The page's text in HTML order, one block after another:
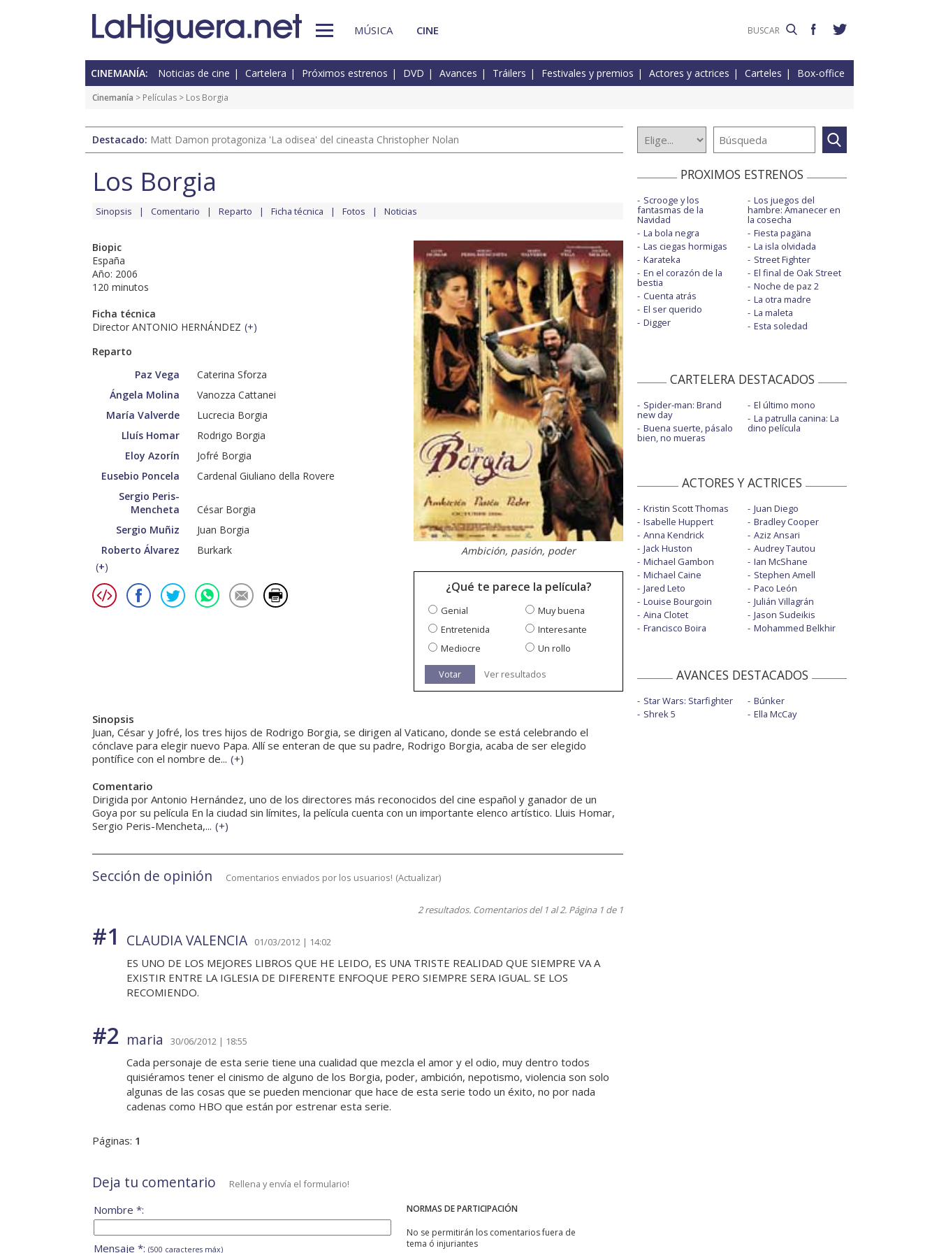
MÚSICA CINE
CINEMANÍA: Noticias de cine Cartelera Próximos estrenos DVD Avances Tráilers Festivales y premios Actores y actrices Carteles Box-office
Cinemanía > Películas > Los Borgia
Destacado: Matt Damon protagoniza 'La odisea' del cineasta Christopher Nolan
Los Borgia
Sinopsis Comentario Reparto Ficha técnica Fotos Noticias
Biopic
España
Año: 2006
120 minutos
Ficha técnica
Director ANTONIO HERNÁNDEZ (+)
Reparto
Paz Vega
Caterina Sforza
Ángela Molina
Vanozza Cattanei
María Valverde
Lucrecia Borgia
Lluís Homar
Rodrigo Borgia
Eloy Azorín
Jofré Borgia
Eusebio Poncela
Cardenal Giuliano della Rovere
Sergio Peris-
Mencheta
César Borgia
Sergio Muñiz
Juan Borgia
Roberto Álvarez
Burkark
(+)
Ambición, pasión, poder
¿Qué te parece la película?
Genial
Muy buena
Entretenida
Interesante
Mediocre
Un rollo
Votar Ver resultados
Sinopsis
Juan, César y Jofré, los tres hijos de Rodrigo Borgia, se dirigen al Vaticano, donde se está celebrando el
cónclave para elegir nuevo Papa. Allí se enteran de que su padre, Rodrigo Borgia, acaba de ser elegido
pontífice con el nombre de... (+)
Comentario
Dirigida por Antonio Hernández, uno de los directores más reconocidos del cine español y ganador de un
Goya por su película En la ciudad sin límites, la película cuenta con un importante elenco artístico. Lluis Homar,
Sergio Peris-Mencheta,... (+)
Sección de opinión Comentarios enviados por los usuarios! (Actualizar)
2 resultados. Comentarios del 1 al 2. Página 1 de 1
#1 CLAUDIA VALENCIA 01/03/2012 | 14:02
ES UNO DE LOS MEJORES LIBROS QUE HE LEIDO, ES UNA TRISTE REALIDAD QUE SIEMPRE VA A
EXISTIR ENTRE LA IGLESIA DE DIFERENTE ENFOQUE PERO SIEMPRE SERA IGUAL. SE LOS
RECOMIENDO.
#2 maria 30/06/2012 | 18:55
Cada personaje de esta serie tiene una cualidad que mezcla el amor y el odio, muy dentro todos
quisiéramos tener el cinismo de alguno de los Borgia, poder, ambición, nepotismo, violencia son solo
algunas de las cosas que se pueden mencionar que hace de esta serie todo un éxito, no por nada
cadenas como HBO que están por estrenar esta serie.
Páginas: 1
Deja tu comentario Rellena y envía el formulario!
NORMAS DE PARTICIPACIÓN
No se permitirán los comentarios fuera de
tema ó injuriantes
Nombre *:
Mensaje *: (500 caracteres máx)
PROXIMOS ESTRENOS
Scrooge y los
fantasmas de la
Navidad
La bola negra
Las ciegas hormigas
Karateka
En el corazón de la
bestia
Cuenta atrás
El ser querido
Digger
Los juegos del
hambre: Amanecer en
la cosecha
Fiesta pagäna
La isla olvidada
Street Fighter
El final de Oak Street
Noche de paz 2
La otra madre
La maleta
Esta soledad
CARTELERA DESTACADOS
Spider-man: Brand
new day
Buena suerte, pásalo
bien, no mueras
El último mono
La patrulla canina: La
dino película
ACTORES Y ACTRICES
Kristin Scott Thomas
Isabelle Huppert
Anna Kendrick
Jack Huston
Michael Gambon
Michael Caine
Jared Leto
Louise Bourgoin
Aina Clotet
Francisco Boira
Juan Diego
Bradley Cooper
Aziz Ansari
Audrey Tautou
Ian McShane
Stephen Amell
Paco León
Julián Villagrán
Jason Sudeikis
Mohammed Belkhir
AVANCES DESTACADOS
Star Wars: Starfighter
Shrek 5
Búnker
Ella McCay